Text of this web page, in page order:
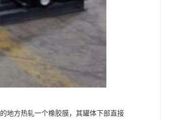
地方热轧一个橡胶膜，其罐体下部直接